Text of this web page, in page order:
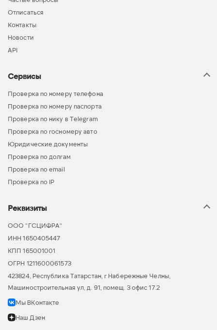
Отписаться
Контакты
Новости
API
Сервисы
Проверка по номеру телефона
Проверка по номеру паспорта
Проверка по нику в Telegram
Проверка по госномеру авто
Юридические документы
Проверка по долгам
Проверка по email
Проверка по IP
Реквизиты
ООО “ГСЦИФРА”
ИНН 1650405447
КПП 165001001
ОГРН 1211600061573
423824, Республика Татарстан, г Набережные Челны,
Машиностроительная ул, д. 91, помещ. 3 офис 17.2
Мы ВКонтакте
Наш Дзен